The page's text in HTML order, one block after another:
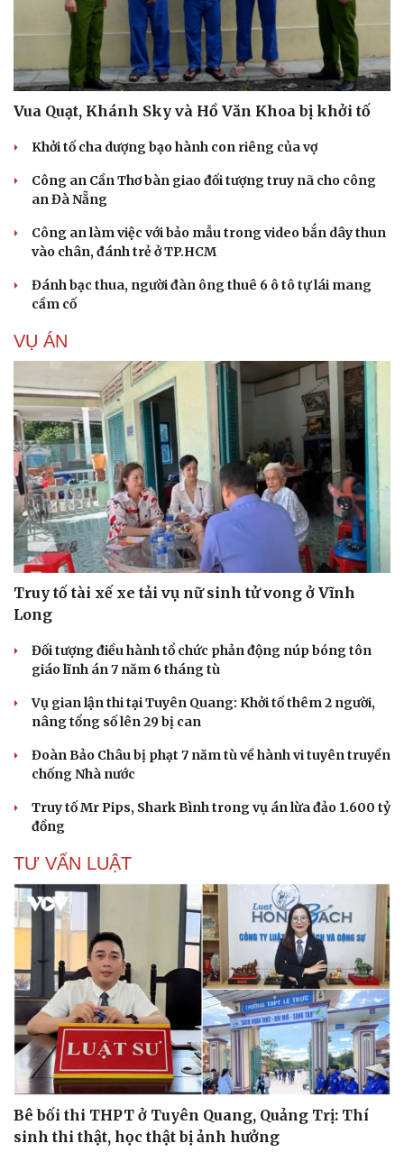
Cải chính
Vua Quạt, Khánh Sky và Hồ Văn Khoa bị khởi tố
Khởi tố cha dượng bạo hành con riêng của vợ
Công an Cần Thơ bàn giao đối tượng truy nã cho công
an Đà Nẵng
Công an làm việc với bảo mẫu trong video bắn dây thun
vào chân, đánh trẻ ở TP.HCM
Đánh bạc thua, người đàn ông thuê 6 ô tô tự lái mang
cầm cố
VỤ ÁN
Truy tố tài xế xe tải vụ nữ sinh tử vong ở Vĩnh
Long
Đối tượng điều hành tổ chức phản động núp bóng tôn
giáo lĩnh án 7 năm 6 tháng tù
Vụ gian lận thi tại Tuyên Quang: Khởi tố thêm 2 người,
nâng tổng số lên 29 bị can
Đoàn Bảo Châu bị phạt 7 năm tù về hành vi tuyên truyền
chống Nhà nước
Truy tố Mr Pips, Shark Bình trong vụ án lừa đảo 1.600 tỷ
đồng
TƯ VẤN LUẬT
Bê bối thi THPT ở Tuyên Quang, Quảng Trị: Thí
sinh thi thật, học thật bị ảnh hưởng